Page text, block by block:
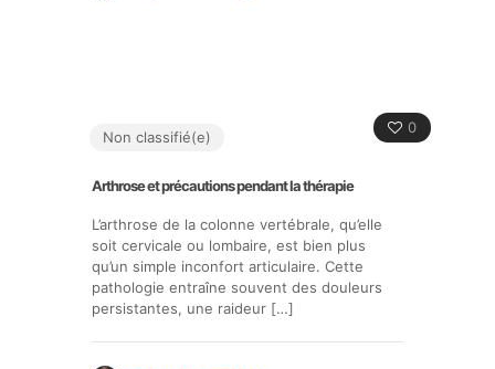
0
Non classifié(e)
Arthrose et précautions pendant la thérapie
L’arthrose de la colonne vertébrale, qu’elle
soit cervicale ou lombaire, est bien plus
qu’un simple inconfort articulaire. Cette
pathologie entraîne souvent des douleurs
persistantes, une raideur […]